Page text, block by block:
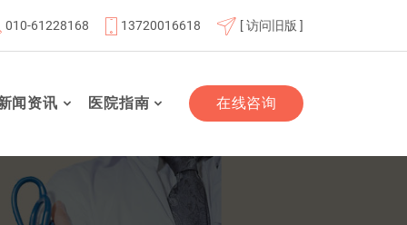
单位 北京航天总医院联体成员单位 北京市老年友善医
010-61228168 13720016618 [ 访问旧版 ]
闻资讯 医院指南 在线咨询